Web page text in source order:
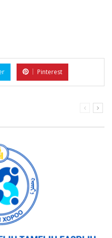
Pinterest